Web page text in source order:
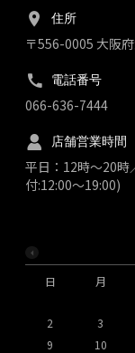
日 月
2
3
9
10
住所
〒556-0005 大阪
電話番号
066-636-7444
店舗営業時間
平日：12時～20
付:12:00～19:00)